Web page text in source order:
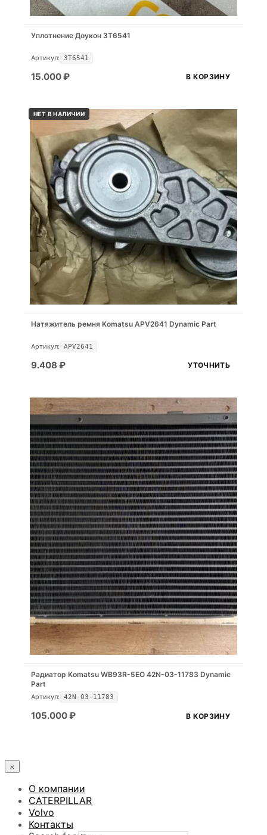
Уплотнение Доукон 3T6541
Артикул: 3T6541
15.000₽ В КОРЗИНУ
НЕТ В НАЛИЧИИ
Натяжитель ремня Komatsu APV2641 Dynamic Part
Артикул: APV2641
9.408 ₽ УТОЧНИТЬ
Радиатор Komatsu WB93R-5EO 42N-03-11783 Dynamic
Part
Артикул: 42N-03-11783
105.000₽ В КОРЗИНУ
×
О компании
CATERPILLAR
Volvo
Контакты